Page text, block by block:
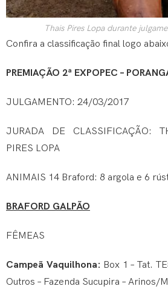
Thais Pires Lopa durante
Confira a classificação final logo
PREMIAÇÃO 2ª EXPOPEC –
JULGAMENTO: 24/03/2017
JURADA DE CLASSIFICAÇÃO:
PIRES LOPA
ANIMAIS 14 Braford: 8 argola e 6
BRAFORD GALPÃO
FÊMEAS
Campeã Vaquilhona: Box 1 – Tat.
Outros – Fazenda Sucupira – Arinos/